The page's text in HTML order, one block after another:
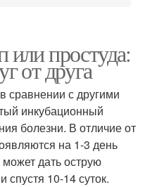
или простуда:
от друга
сравнении с другими
инкубационный
болезни. В отличие от
на 1-3 день
дать острую
спустя 10-14 суток.